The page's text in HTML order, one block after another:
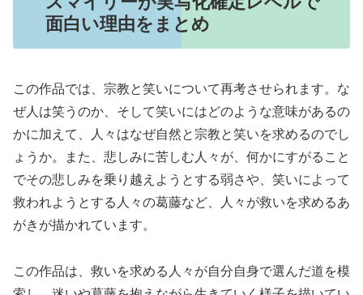
面白い理由をまとめ
この作品では、宗教と笑いについて再考させられます。な
ぜ人は笑うのか、そして笑いにはどのような意味があるの
かに加えて、人々はなぜ自然と宗教と笑いを求めるのでし
ょうか。また、悲しみに苦しむ人々が、何かにすがること
でその悲しみを乗り越えようとする弱さや、笑いによって
救われようとする人々の葛藤など、人々が救いを求めるあ
がきが描かれています。
この作品は、救いを求める人々が自分自身で選んだ道を模